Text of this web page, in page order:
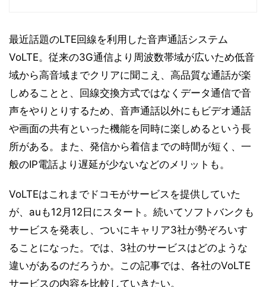
最近話題のLTE回線を利用した音声通話システム
VoLTE。従来の3G通信より周波数帯域が広いため低音
域から高音域までクリアに聞こえ、高品質な通話が楽
しめることと、回線交換方式ではなくデータ通信で音
声をやりとりするため、音声通話以外にもビデオ通話
や画面の共有といった機能を同時に楽しめるという長
所がある。また、発信から着信までの時間が短く、一
般のIP電話より遅延が少ないなどのメリットも。
VoLTEはこれまでドコモがサービスを提供していた
が、auも12月12日にスタート。続いてソフトバンクも
サービスを発表し、ついにキャリア3社が勢ぞろいす
ることになった。では、3社のサービスはどのような
違いがあるのだろうか。この記事では、各社のVoLTE
サービスの内容を比較していきたい。